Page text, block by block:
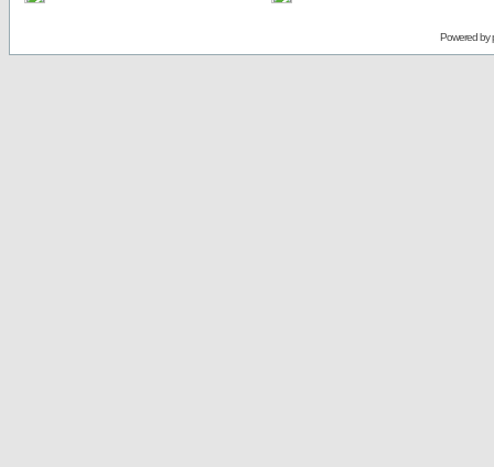
Powered by